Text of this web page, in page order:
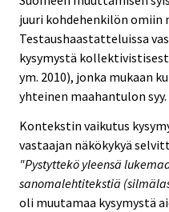
juuri kohdehenkilön omiin
Testaushaastatteluissa
kysymystä
ym. 2010), jonka mukaan
yhteinen maahantulon syy.
Kontekstin vaikutus
vastaajan näkökykyä
"Pystyttekö yleensä
sanomalehtitekstiä
oli muutamaa kysymystä